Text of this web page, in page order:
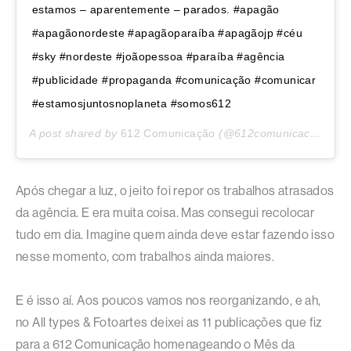
estamos – aparentemente – parados. #apagão
#apagãonordeste #apagãoparaíba #apagãojp #céu
#sky #nordeste #joãopessoa #paraíba #agência
#publicidade #propaganda #comunicação #comunicar
#estamosjuntosnoplaneta #somos612
A post shared by 612 Comunicação (@612comunicacao) on
Após chegar a luz, o jeito foi repor os trabalhos atrasados
da agência. E era muita coisa. Mas consegui recolocar
tudo em dia. Imagine quem ainda deve estar fazendo isso
nesse momento, com trabalhos ainda maiores.
E é isso aí. Aos poucos vamos nos reorganizando, e ah,
no All types & Fotoartes deixei as 11 publicações que fiz
para a 612 Comunicação homenageando o Mês da